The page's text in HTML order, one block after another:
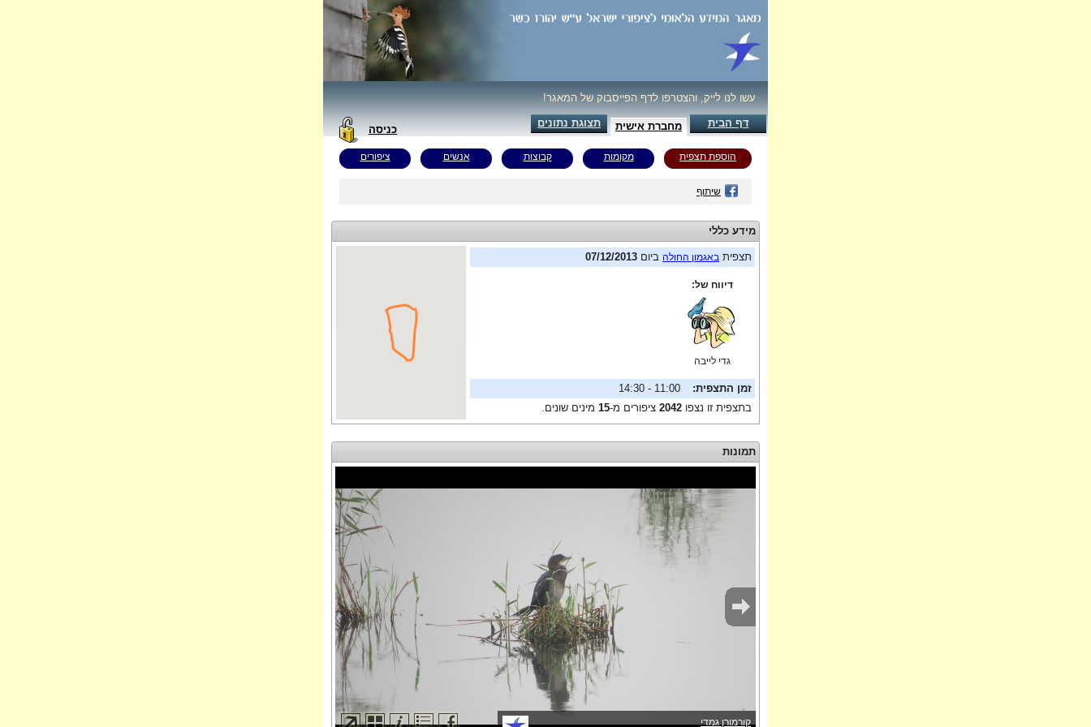
עשו לנו לייק, והצטרפו לדף הפייסבוק של המאגר!
דף הבית מחברת אישית תצוגת נתונים
כניסה
הוספת תצפית מקומות קבוצות אנשים ציפורים
שיתוף
מידע כללי
תצפית באגמון החולה ביום 07/12/2013
דיווח של:
גדי לייבה
זמן התצפית:
11:00 - 14:30
בתצפית זו נצפו 2042 ציפורים מ-15 מינים שונים.
תמונות
קורמורן גמדי